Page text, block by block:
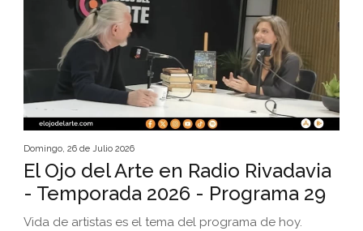
Domingo, 26 de Julio 2026
El Ojo del Arte en Radio Rivadavia
- Temporada 2026 - Programa 29
Vida de artistas es el tema del programa de hoy.